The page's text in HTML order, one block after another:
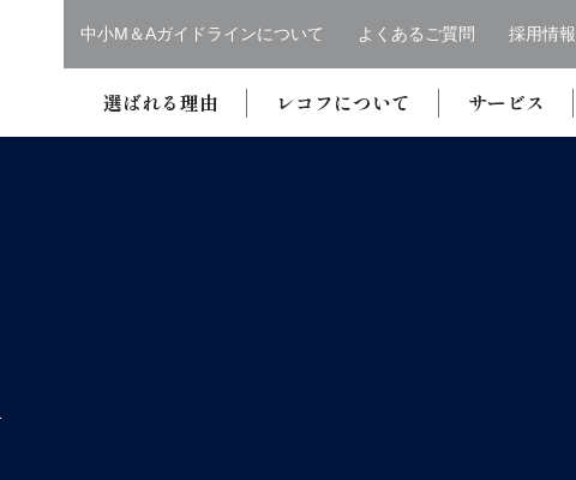
中小M＆Aガイドラインについて よくあるご質問 採用情報
選ばれる理由 レコフについて サービス